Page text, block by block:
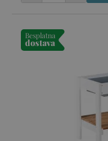
Besplatna
dostava